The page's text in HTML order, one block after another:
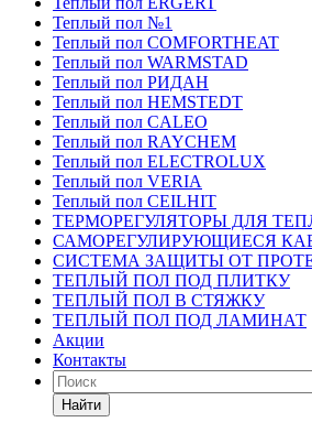
Теплый пол №1
Теплый пол COMFORTHEAT
Теплый пол WARMSTAD
Теплый пол РИДАН
Теплый пол HEMSTEDT
Теплый пол CALEO
Теплый пол RAYCHEM
Теплый пол ELECTROLUX
Теплый пол VERIA
Теплый пол CEILHIT
ТЕРМОРЕГУЛЯТОРЫ ДЛЯ
САМОРЕГУЛИРУЮЩИЕСЯ
СИСТЕМА ЗАЩИТЫ ОТ
ТЕПЛЫЙ ПОЛ ПОД ПЛИТКУ
ТЕПЛЫЙ ПОЛ В СТЯЖКУ
ТЕПЛЫЙ ПОЛ ПОД ЛАМИНАТ
Акции
Контакты
Найти